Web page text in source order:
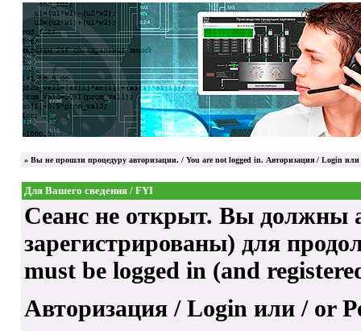
» Вы не прошли процедуру авторизации. / You are not logged in. Авторизация / Login
Для Вашего сведения / FYI
Сеанс не открыт. Вы должны
зарегистрированы) для
must be logged in (and
Авторизация / Login или / or